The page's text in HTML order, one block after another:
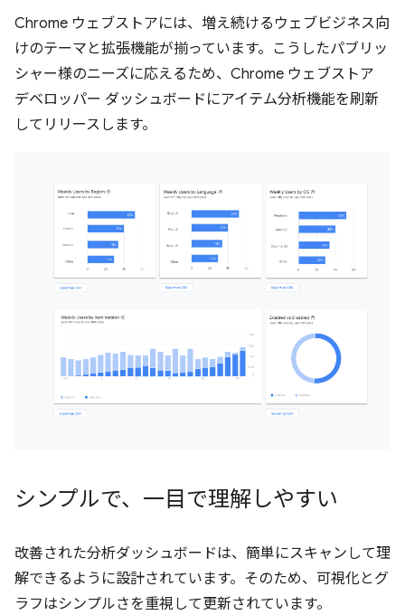
Chrome ウェブストアには、増え続けるウェブビジネス向
けのテーマと拡張機能が揃っています。こうしたパブリッ
シャー様のニーズに応えるため、Chrome ウェブストア
デベロッパー ダッシュボードにアイテム分析機能を刷新
してリリースします。
シンプルで、一目で理解しやすい
改善された分析ダッシュボードは、簡単にスキャンして理
解できるように設計されています。そのため、可視化とグ
ラフはシンプルさを重視して更新されています。